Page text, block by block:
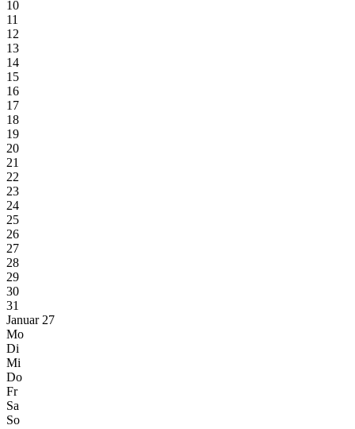
10
11
12
13
14
15
16
17
18
19
20
21
22
23
24
25
26
27
28
29
30
31
Januar 27
Mo
Di
Mi
Do
Fr
Sa
So